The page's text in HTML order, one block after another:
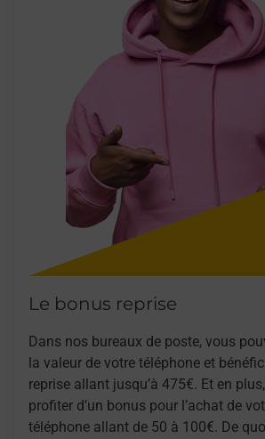
Le bonus reprise
Dans nos bureaux de poste, vous
la valeur de votre téléphone et
reprise allant jusqu’à 475€. Et en
profiter d’un bonus pour l’achat de
téléphone allant de 50 à 100€. De